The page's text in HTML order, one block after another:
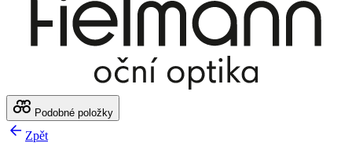
Podobné položky
Zpět